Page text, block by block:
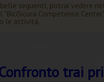
seguenti, potrai vedere
Competence
le attività.
trai